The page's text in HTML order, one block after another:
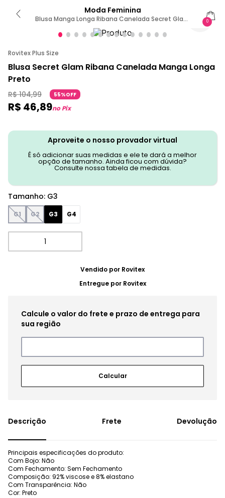
Moda Feminina
Blusa Manga Longa Ribana Canelada Secret Glam
Preto G3 / Preto
0
Rovitex Plus Size
Blusa Secret Glam Ribana Canelada Manga Longa
Preto
R$ 104,99 55%OFF
R$ 46,89no Pix
Aproveite o nosso provador virtual
É só adicionar suas medidas e ele te dará a melhor
opção de tamanho. Ainda ficou com dúvida?
Consulte nossa tabela de medidas.
Tamanho: G3
G1 G2 G3 G4
Vendido por Rovitex
Entregue por Rovitex
Frete Devolução
Principais especificações do produto:
Com Bojo: Não
Com Fechamento: Sem Fechamento
Composição: 92% viscose e 8% elastano
Com Transparência: Não
Cor: Preto